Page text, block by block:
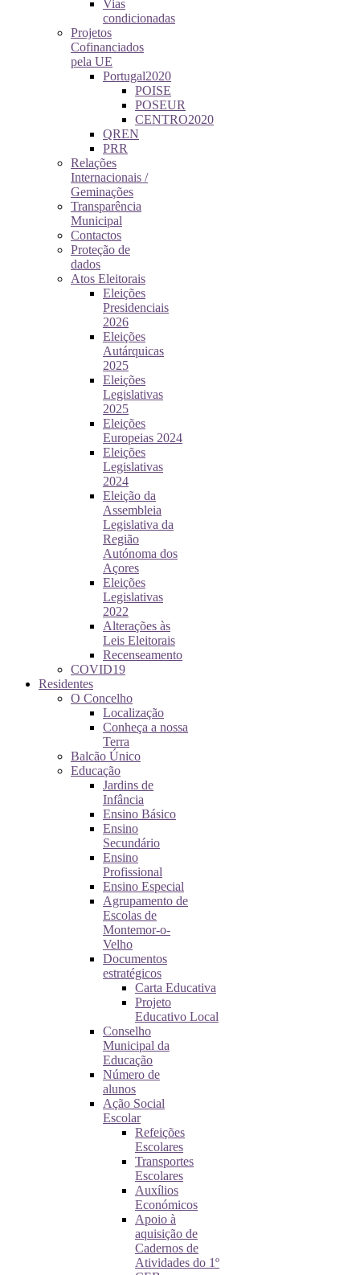
Vias
condicionadas
Projetos
Cofinanciados
pela UE
Portugal2020
POISE
POSEUR
CENTRO2020
QREN
PRR
Relações
Internacionais /
Geminações
Transparência
Municipal
Contactos
Proteção de
dados
Atos Eleitorais
Eleições
Presidenciais
2026
Eleições
Autárquicas
2025
Eleições
Legislativas
2025
Eleições
Europeias 2024
Eleições
Legislativas
2024
Eleição da
Assembleia
Legislativa da
Região
Autónoma dos
Açores
Eleições
Legislativas
2022
Alterações às
Leis Eleitorais
Recenseamento
COVID19
Residentes
O Concelho
Localização
Conheça a nossa
Terra
Balcão Único
Educação
Jardins de
Infância
Ensino Básico
Ensino
Secundário
Ensino
Profissional
Ensino Especial
Agrupamento de
Escolas de
Montemor-o-
Velho
Documentos
estratégicos
Carta Educativa
Projeto
Educativo Local
Conselho
Municipal da
Educação
Número de
alunos
Ação Social
Escolar
Refeições
Escolares
Transportes
Escolares
Auxílios
Económicos
Apoio à
aquisição de
Cadernos de
Atividades do 1º